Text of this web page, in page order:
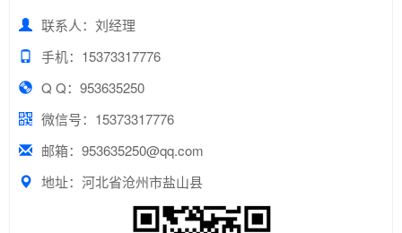
联系人：刘经理
手机：15373317776
Q Q：953635250
微信号：15373317776
邮箱：953635250@qq.com
地址：河北省沧州市盐山县